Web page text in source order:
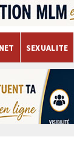
SEXUALITE